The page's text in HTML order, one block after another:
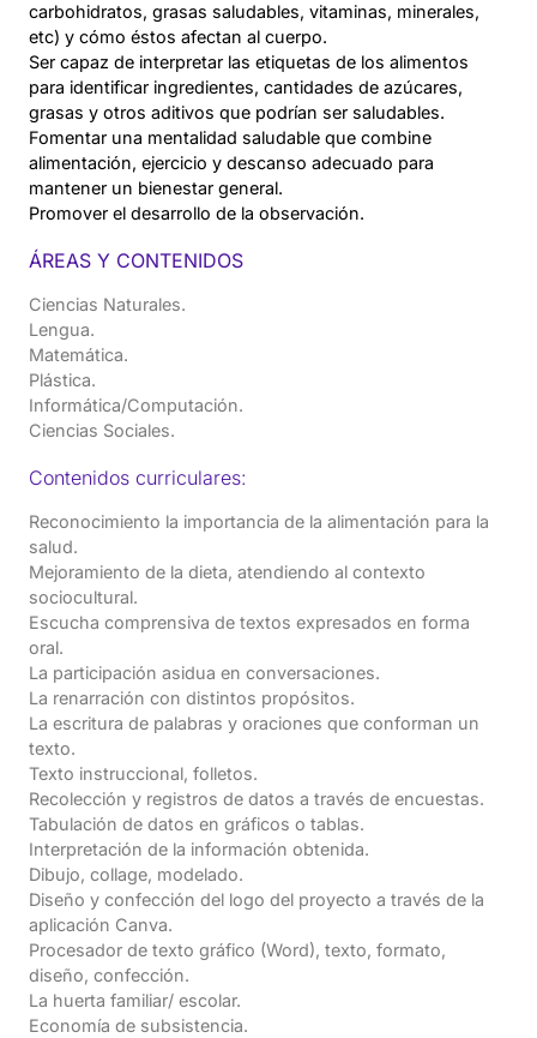
carbohidratos, grasas saludables, vitaminas, minerales,
etc) y cómo éstos afectan al cuerpo.
Ser capaz de interpretar las etiquetas de los alimentos
para identificar ingredientes, cantidades de azúcares,
grasas y otros aditivos que podrían ser saludables.
Fomentar una mentalidad saludable que combine
alimentación, ejercicio y descanso adecuado para
mantener un bienestar general.
Promover el desarrollo de la observación.
ÁREAS Y CONTENIDOS
Ciencias Naturales.
Lengua.
Matemática.
Plástica.
Informática/Computación.
Ciencias Sociales.
Contenidos curriculares:
Reconocimiento la importancia de la alimentación para la
salud.
Mejoramiento de la dieta, atendiendo al contexto
sociocultural.
Escucha comprensiva de textos expresados en forma
oral.
La participación asidua en conversaciones.
La renarración con distintos propósitos.
La escritura de palabras y oraciones que conforman un
texto.
Texto instruccional, folletos.
Recolección y registros de datos a través de encuestas.
Tabulación de datos en gráficos o tablas.
Interpretación de la información obtenida.
Dibujo, collage, modelado.
Diseño y confección del logo del proyecto a través de la
aplicación Canva.
Procesador de texto gráfico (Word), texto, formato,
diseño, confección.
La huerta familiar/ escolar.
Economía de subsistencia.